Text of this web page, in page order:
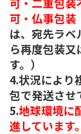
可・仏事包装
は、宛先ラベ
ら再度包装
す。）
4.状況により
包で発送させ
5.地球環境に
進しています